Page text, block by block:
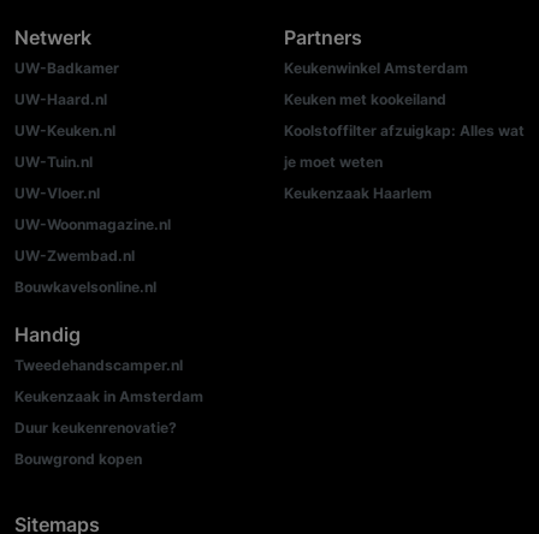
Netwerk
UW-Badkamer
UW-Haard.nl
UW-Keuken.nl
UW-Tuin.nl
UW-Vloer.nl
UW-Woonmagazine.nl
UW-Zwembad.nl
Bouwkavelsonline.nl
Partners
Keukenwinkel Amsterdam
Keuken met kookeiland
Koolstoffilter afzuigkap: Alles wat
je moet weten
Keukenzaak Haarlem
Handig
Tweedehandscamper.nl
Keukenzaak in Amsterdam
Duur keukenrenovatie?
Bouwgrond kopen
Sitemaps